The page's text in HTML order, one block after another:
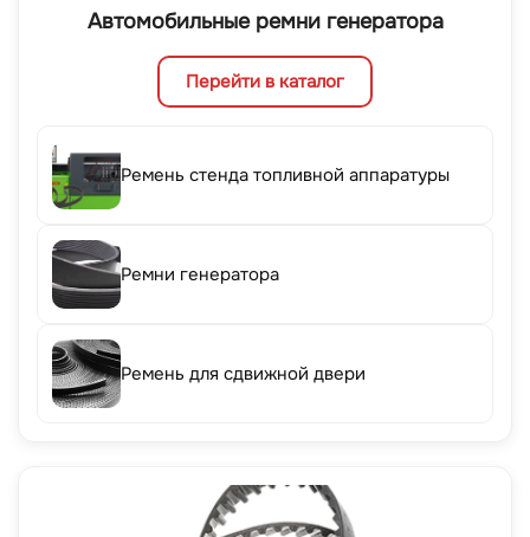
Автомобильные ремни генератора
Перейти в каталог
Ремень стенда топливной аппаратуры
Ремни генератора
Ремень для сдвижной двери